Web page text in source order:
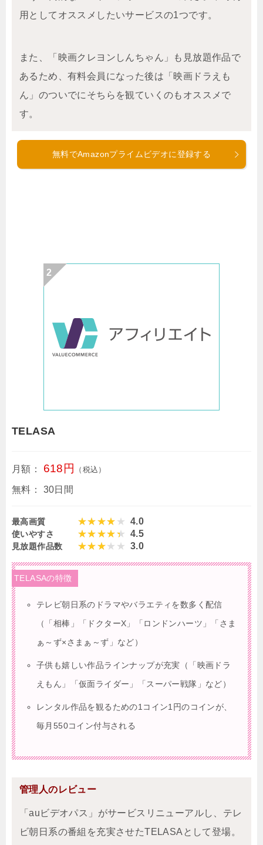
用としてオススメしたいサービスの1つです。
また、「映画クレヨンしんちゃん」も見放題作品で
あるため、有料会員になった後は「映画ドラえも
ん」のついでにそちらを観ていくのもオススメで
す。
無料でAmazonプライムビデオに登録する
TELASA
月額： 618円 （税込）
無料： 30日間
最高画質 4.0
使いやすさ 4.5
見放題作品数 3.0
TELASAの特徴
テレビ朝日系のドラマやバラエティを数多く配信
（「相棒」「ドクターX」「ロンドンハーツ」「さま
ぁ～ず×さまぁ～ず」など）
子供も嬉しい作品ラインナップが充実（「映画ドラ
えもん」「仮面ライダー」「スーパー戦隊」など）
レンタル作品を観るための1コイン1円のコインが、
毎月550コイン付与される
管理人のレビュー
「auビデオパス」がサービスリニューアルし、テレ
ビ朝日系の番組を充実させたTELASAとして登場。